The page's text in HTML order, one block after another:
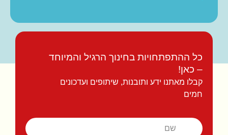
כל ההתפתחויות בחינוך הרגיל והמיוחד
– כאן!
קבלו מאתנו ידע ותובנות, שיתופים ועדכונים
חמים